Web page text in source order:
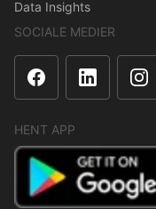
Data Insights
SOCIALE MEDIER
HENT APP